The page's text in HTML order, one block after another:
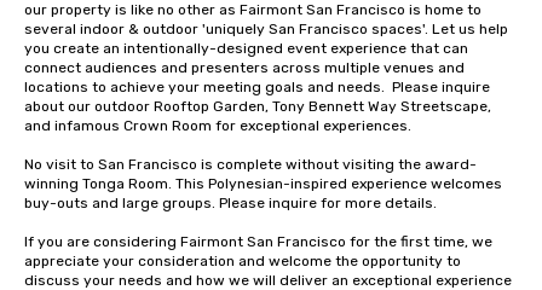
our property is like no other as Fairmont San Francisco is home to
several indoor & outdoor 'uniquely San Francisco spaces'. Let us help
you create an intentionally-designed event experience that can
connect audiences and presenters across multiple venues and
locations to achieve your meeting goals and needs.  Please inquire
about our outdoor Rooftop Garden, Tony Bennett Way Streetscape,
and infamous Crown Room for exceptional experiences.
No visit to San Francisco is complete without visiting the award-
winning Tonga Room. This Polynesian-inspired experience welcomes
buy-outs and large groups. Please inquire for more details.
If you are considering Fairmont San Francisco for the first time, we
appreciate your consideration and welcome the opportunity to
discuss your needs and how we will deliver an exceptional experience